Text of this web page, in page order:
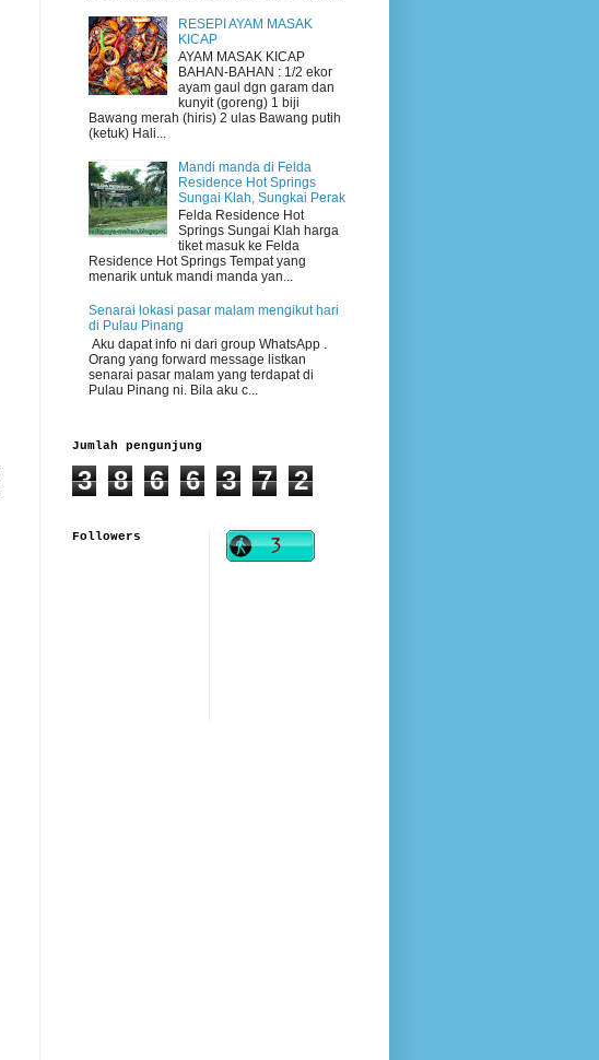
RESEPI AYAM MASAK
KICAP
AYAM MASAK KICAP
BAHAN-BAHAN : 1/2 ekor
ayam gaul dgn garam dan
kunyit (goreng) 1 biji
Bawang merah (hiris) 2 ulas Bawang putih
(ketuk) Hali...
Mandi manda di Felda
Residence Hot Springs
Sungai Klah, Sungkai Perak
Felda Residence Hot
Springs Sungai Klah harga
tiket masuk ke Felda
Residence Hot Springs Tempat yang
menarik untuk mandi manda yan...
Senarai lokasi pasar malam mengikut hari
di Pulau Pinang
Aku dapat info ni dari group WhatsApp .
Orang yang forward message listkan
senarai pasar malam yang terdapat di
Pulau Pinang ni. Bila aku c...
Jumlah pengunjung
3 8 6 6 3 7 2
Followers